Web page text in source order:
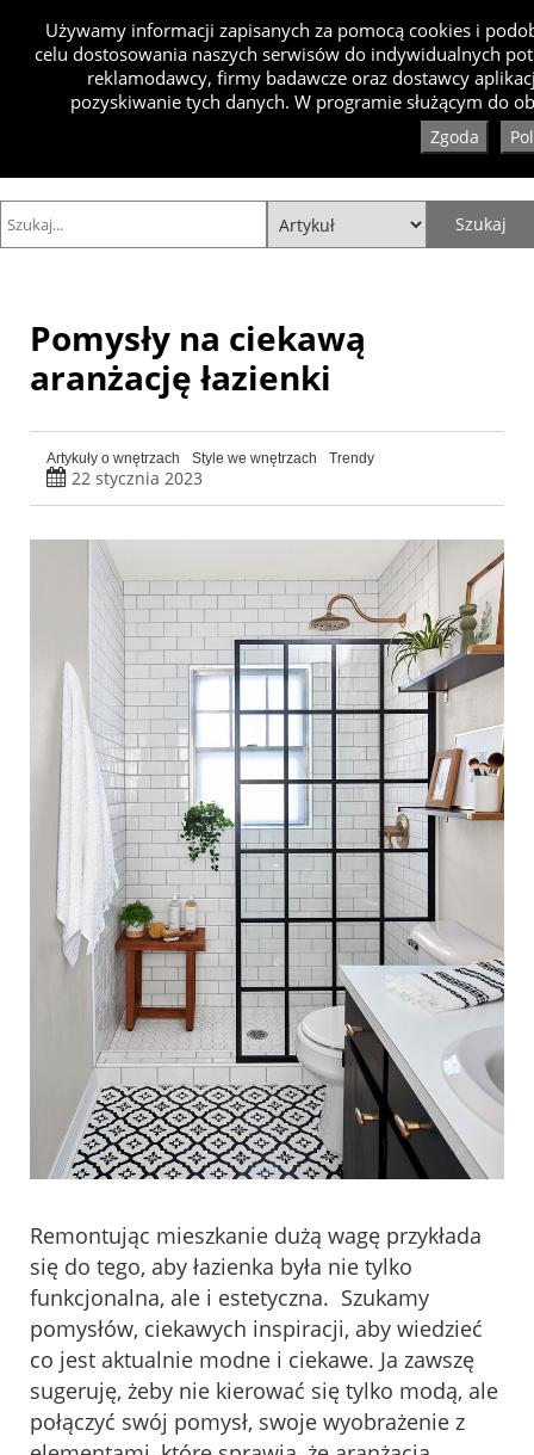
Pomysły na ciekawą
aranżację łazienki
Artykuły o wnętrzach Style we wnętrzach Trendy
22 stycznia 2023
Remontując mieszkanie dużą wagę przykłada
się do tego, aby łazienka była nie tylko
funkcjonalna, ale i estetyczna. Szukamy
pomysłów, ciekawych inspiracji, aby wiedzieć
co jest aktualnie modne i ciekawe. Ja zawszę
sugeruję, żeby nie kierować się tylko modą, ale
połączyć swój pomysł, swoje wyobrażenie z
Używamy informacji zapisanych za pomocą cookies i
celu dostosowania naszych serwisów do indywidualnych
reklamodawcy, firmy badawcze oraz dostawcy
pozyskiwanie tych danych. W programie służącym do
Zgoda